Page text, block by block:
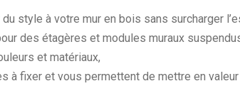
style à votre mur en bois sans surcharger
des étagères et modules muraux
et matériaux,
à fixer et vous permettent de mettre en